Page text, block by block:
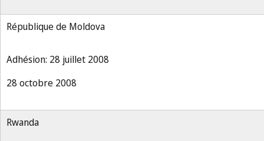
République de Moldova
Adhésion: 28 juillet 2008
28 octobre 2008
Rwanda